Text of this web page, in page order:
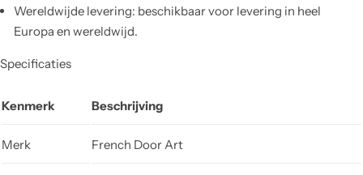
Wereldwijde levering: beschikbaar voor levering in heel
Europa en wereldwijd.
Specificaties
Kenmerk Beschrijving
Merk French Door Art